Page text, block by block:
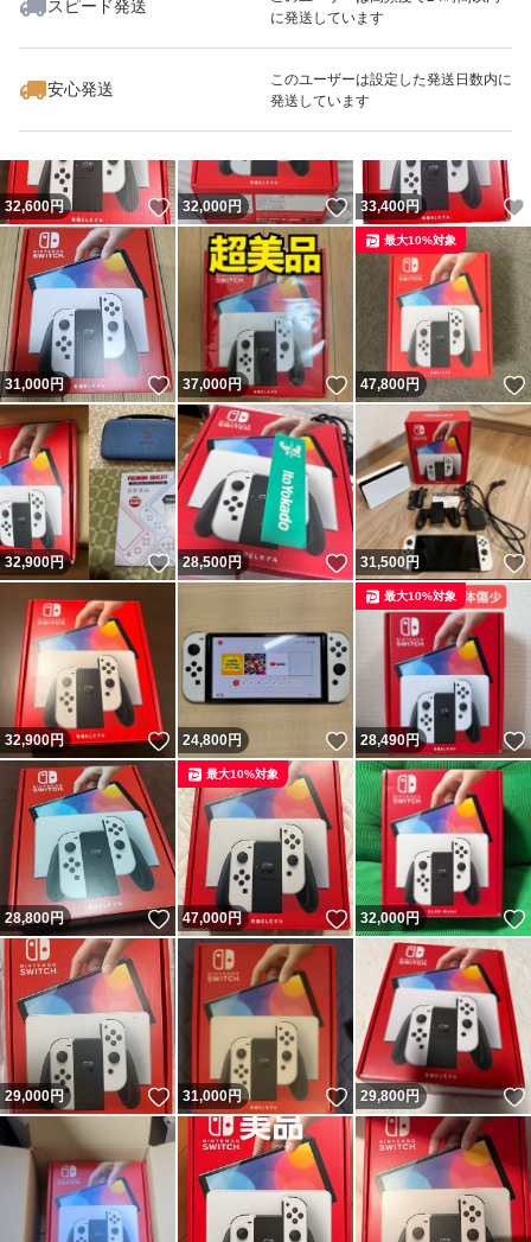
スピード発送
に発送しています
安心発送
このユーザーは設定した発送日数内に
発送しています
いいね！
46,800
32,600円 いいね！
32,000円 いいね！
33,400円
31,000円 いいね！
37,000円 いいね！
47,800円
最大10%対象
32,900円 いいね！
28,500円 いいね！
31,500 円
32,900円 いいね！
24,800円 いいね！
28,490円
最大10%対象
28,800円 いいね！
47,000円 いいね！
最大10%対象
32,000円
29,000円 いいね！
31,000円 いいね！
29,800円